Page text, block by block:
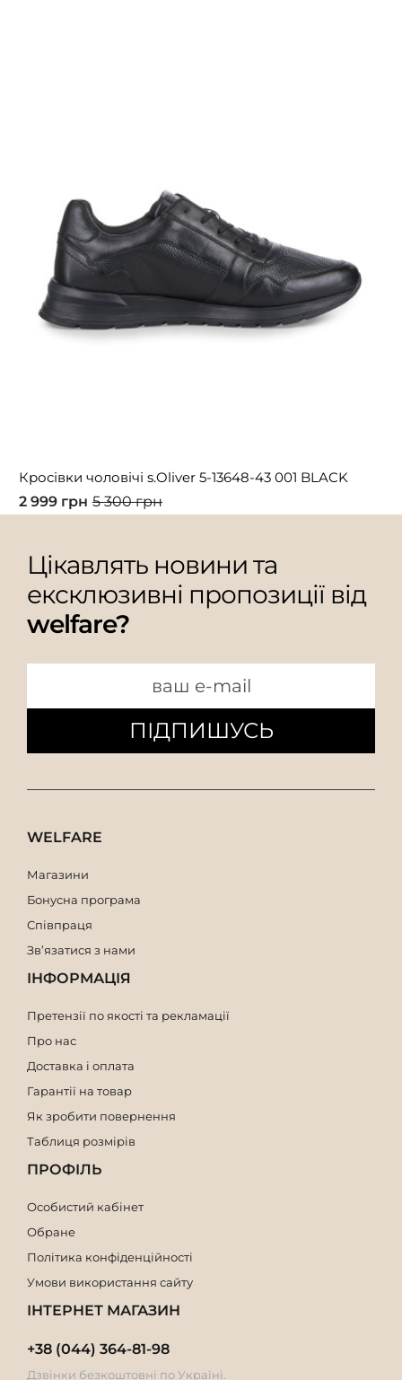
Кросівки чоловічі s.Oliver 5-13648-43 001 BLACK
2 999 грн 5 300 грн
Цікавлять новини та
ексклюзивні пропозиції від
welfare?
ПІДПИШУСЬ
WELFARE
Магазини
Бонусна програма
Співпраця
Зв’язатися з нами
ІНФОРМАЦІЯ
Претензії по якості та рекламації
Про нас
Доставка і оплата
Гарантії на товар
Як зробити повернення
Таблиця розмірів
ПРОФІЛЬ
Особистий кабінет
Обране
Політика конфіденційності
Умови використання сайту
ІНТЕРНЕТ МАГАЗИН
+38 (044) 364-81-98
Дзвінки безкоштовні по Україні.